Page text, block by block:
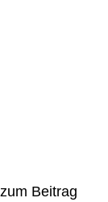
zum Beitrag